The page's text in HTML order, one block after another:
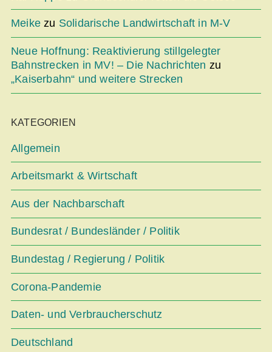
Meike zu Solidarische Landwirtschaft in M-V
Neue Hoffnung: Reaktivierung stillgelegter
Bahnstrecken in MV! – Die Nachrichten zu
„Kaiserbahn“ und weitere Strecken
KATEGORIEN
Allgemein
Arbeitsmarkt & Wirtschaft
Aus der Nachbarschaft
Bundesrat / Bundesländer / Politik
Bundestag / Regierung / Politik
Corona-Pandemie
Daten- und Verbraucherschutz
Deutschland